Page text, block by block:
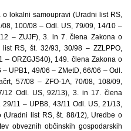
lokalni samoupravi (Uradni list RS,
100/08 – Odl. US, 79/09, 14/10 –
– ZUJF), 3. in 7. člena Zakona o
RS, št. 32/93, 30/98 – ZZLPPO,
– ORZGJS40), 149. člena Zakona o
UPB1, 49/06 – ZMetD, 66/06 – Odl.
57/08 – ZFO-1A, 70/08, 108/09,
12 Odl. US, 92/13), 3. in 17. člena
11 – UPB8, 43/11 Odl. US, 21/13,
list RS, št. 88/12), Uredbe o
obveznih občinskih gospodarskih